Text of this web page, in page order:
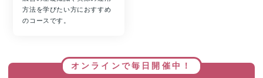
方法を学びたい方におすすめ
のコースです。
オンラインで毎日開催中！